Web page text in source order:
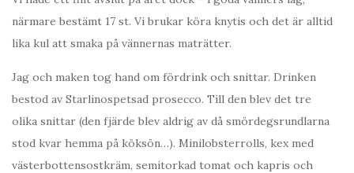
närmare bestämt 17 st. Vi brukar köra knytis och det är alltid
lika kul att smaka på vännernas maträtter.
Jag och maken tog hand om fördrink och snittar. Drinken
bestod av Starlinospetsad prosecco. Till den blev det tre
olika snittar (den fjärde blev aldrig av då smördegsrundlarna
stod kvar hemma på köksön…). Minilobsterrolls, kex med
västerbottensostkräm, semitorkad tomat och kapris och